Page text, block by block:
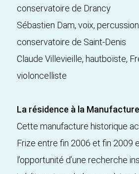
conservatoire de Drancy
Sébastien Dam, voix,
conservatoire de Saint-Denis
Claude Villevieille, hautboïste,
violoncelliste
La résidence à la
Cette manufacture historique
Frize entre fin 2006 et fin 2009
l’opportunité d’une recherche